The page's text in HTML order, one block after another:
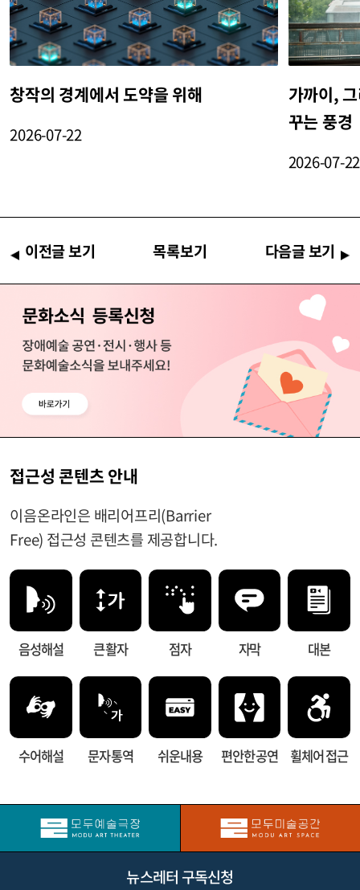
창작의 경계에서 도약을 위해
2026-07-22
가까이,
꾸는 풍경
2026-07-22
이전글 보기 목록보기 다음글 보기
접근성 콘텐츠 안내
이음온라인은 배리어프리(Barrier
Free) 접근성 콘텐츠를 제공합니다.
음성해설 큰 활자 점자 자막 대본
수어해설 문자 통역 쉬운내용 편안한 공연 휠체어 접근
뉴스레터 구독신청